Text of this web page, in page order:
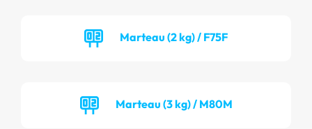
Marteau (2 kg) / F75F
Marteau (3 kg) / M80M